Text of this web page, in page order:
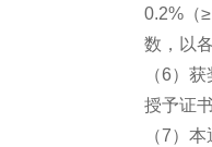
0.2%（
数，以
（6）
授予证
（7）